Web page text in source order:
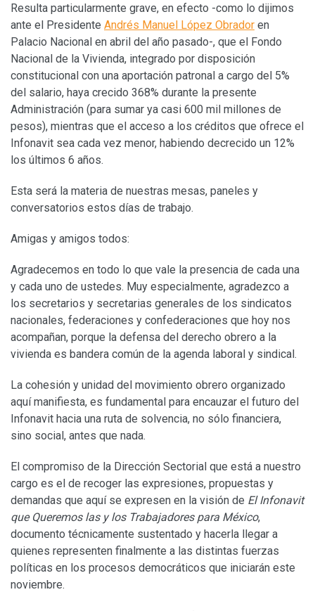
Resulta particularmente grave, en efecto -como lo dijimos
ante el Presidente Andrés Manuel López Obrador en
Palacio Nacional en abril del año pasado-, que el Fondo
Nacional de la Vivienda, integrado por disposición
constitucional con una aportación patronal a cargo del 5%
del salario, haya crecido 368% durante la presente
Administración (para sumar ya casi 600 mil millones de
pesos), mientras que el acceso a los créditos que ofrece el
Infonavit sea cada vez menor, habiendo decrecido un 12%
los últimos 6 años.
Esta será la materia de nuestras mesas, paneles y
conversatorios estos días de trabajo.
Amigas y amigos todos:
Agradecemos en todo lo que vale la presencia de cada una
y cada uno de ustedes. Muy especialmente, agradezco a
los secretarios y secretarias generales de los sindicatos
nacionales, federaciones y confederaciones que hoy nos
acompañan, porque la defensa del derecho obrero a la
vivienda es bandera común de la agenda laboral y sindical.
La cohesión y unidad del movimiento obrero organizado
aquí manifiesta, es fundamental para encauzar el futuro del
Infonavit hacia una ruta de solvencia, no sólo financiera,
sino social, antes que nada.
El compromiso de la Dirección Sectorial que está a nuestro
cargo es el de recoger las expresiones, propuestas y
demandas que aquí se expresen en la visión de El Infonavit
que Queremos las y los Trabajadores para México,
documento técnicamente sustentado y hacerla llegar a
quienes representen finalmente a las distintas fuerzas
políticas en los procesos democráticos que iniciarán este
noviembre.